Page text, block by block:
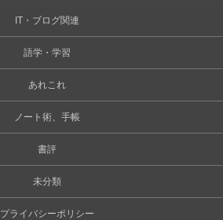
IT・ブログ関連
語学・学習
あれこれ
ノート術、手帳
書評
未分類
プライバシーポリシー